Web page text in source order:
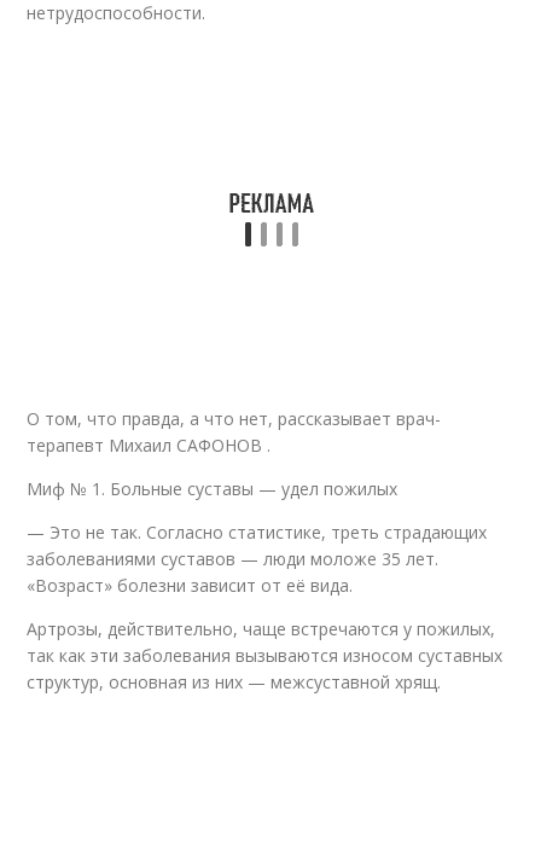
нетрудоспособности.
О том, что правда, а что нет, рассказывает врач-
терапевт Михаил САФОНОВ .
Миф № 1. Больные суставы — удел пожилых
— Это не так. Согласно статистике, треть страдающих
заболеваниями суставов — люди моложе 35 лет.
«Возраст» болезни зависит от её вида.
Артрозы, действительно, чаще встречаются у пожилых,
так как эти заболевания вызываются износом суставных
структур, основная из них — межсус­тавной хрящ.